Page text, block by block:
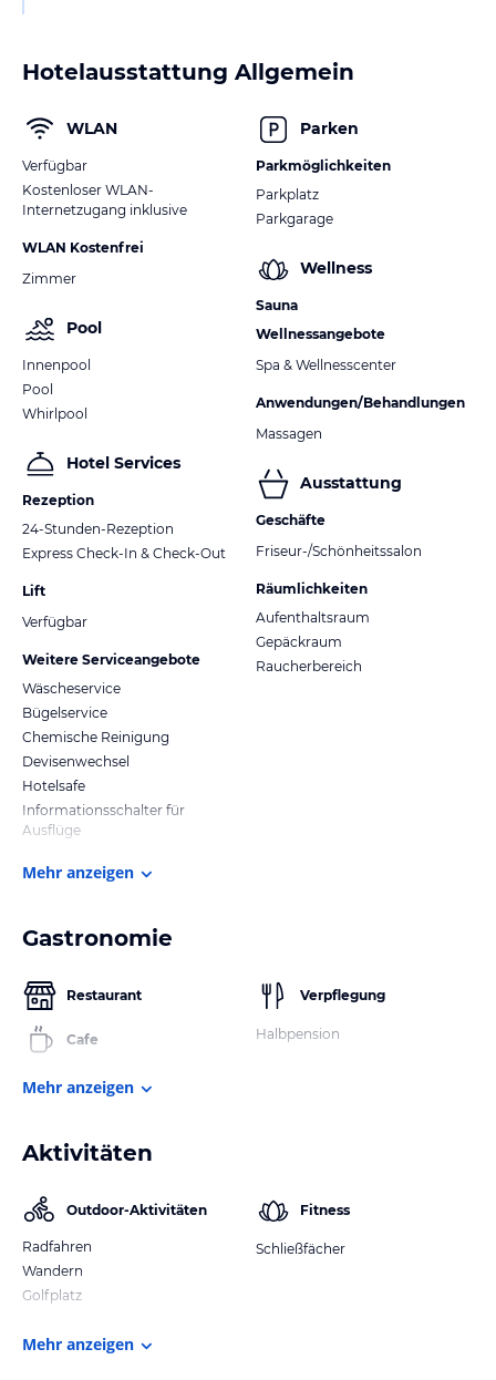
Hotelausstattung Allgemein
WLAN
Verfügbar
Kostenloser WLAN-
Internetzugang inklusive
WLAN Kostenfrei
Zimmer
Pool
Innenpool
Pool
Whirlpool
Hotel Services
Rezeption
24-Stunden-Rezeption
Express Check-In & Check-Out
Lift
Verfügbar
Weitere Serviceangebote
Wäscheservice
Bügelservice
Chemische Reinigung
Devisenwechsel
Hotelsafe
Informationsschalter für
Ausflüge
Parken
Parkmöglichkeiten
Parkplatz
Parkgarage
Wellness
Sauna
Wellnessangebote
Spa & Wellnesscenter
Anwendungen/Behandlungen
Massagen
Ausstattung
Geschäfte
Friseur-/Schönheitssalon
Räumlichkeiten
Aufenthaltsraum
Gepäckraum
Raucherbereich
Mehr anzeigen
Gastronomie
Restaurant
Cafe
Verpflegung
Halbpension
Mehr anzeigen
Aktivitäten
Outdoor-Aktivitäten
Radfahren
Wandern
Golfplatz
Fitness
Schließfächer
Mehr anzeigen